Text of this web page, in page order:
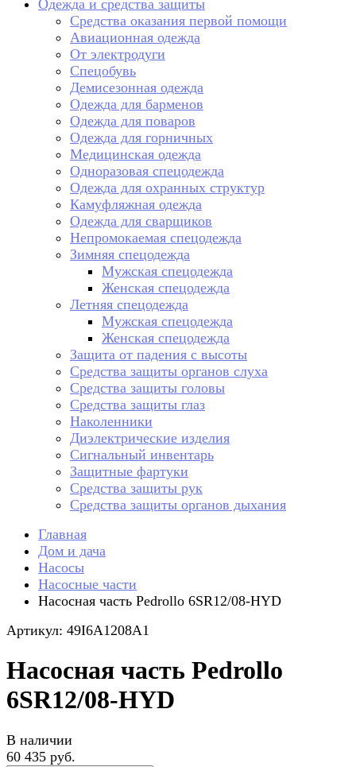
Одежда и средства защиты
Средства оказания первой помощи
Авиационная одежда
От электродуги
Спецобувь
Демисезонная одежда
Одежда для барменов
Одежда для поваров
Одежда для горничных
Медицинская одежда
Одноразовая спецодежда
Одежда для охранных структур
Камуфляжная одежда
Одежда для сварщиков
Непромокаемая спецодежда
Зимняя спецодежда
Мужская спецодежда
Женская спецодежда
Летняя спецодежда
Мужская спецодежда
Женская спецодежда
Защита от падения с высоты
Средства защиты органов слуха
Средства защиты головы
Средства защиты глаз
Наколенники
Диэлектрические изделия
Сигнальный инвентарь
Защитные фартуки
Средства защиты рук
Средства защиты органов дыхания
Главная
Дом и дача
Насосы
Насосные части
Насосная часть Pedrollo 6SR12/08-HYD
Артикул: 49I6A1208A1
Насосная часть Pedrollo
6SR12/08-HYD
В наличии
60 435 руб.